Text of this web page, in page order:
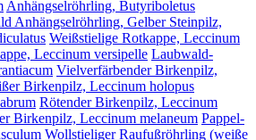
Anhängselröhrling, Butyriboletus
Anhängselröhrling, Gelber Steinpilz,
Weißstielige Rotkappe, Leccinum
Leccinum versipelle Laubwald-
Vielverfärbender Birkenpilz,
Birkenpilz, Leccinum holopus
Rötender Birkenpilz, Leccinum
Birkenpilz, Leccinum melaneum Pappel-
Wollstieliger Raufußröhrling (weiße